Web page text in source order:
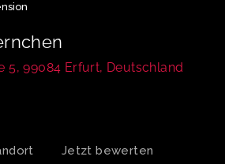
5, 99084 Erfurt, Deutschland
Jetzt bewerten